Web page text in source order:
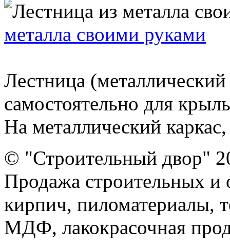
металла своими руками
Лестница
самостоятельно для
На металлический
© "Строительный двор"
Продажа строительных и
кирпич, пиломатериалы,
МДФ, лакокрасочная